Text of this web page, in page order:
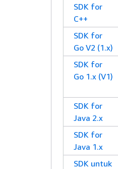
SDK for
C++
SDK for
Go V2 (1.x)
SDK for
Go 1.x (V1)
SDK for
Java 2.x
SDK for
Java 1.x
SDK untuk